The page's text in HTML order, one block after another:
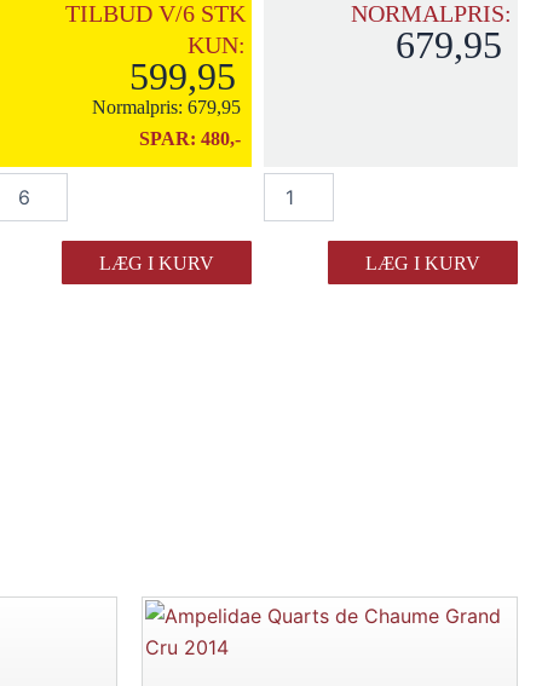
TILBUD V/6 STK
KUN:
599,95
Normalpris: 679,95
SPAR: 480,-
LÆG I KURV
NORMALPRIS:
679,95
Fagot
LÆG I KURV